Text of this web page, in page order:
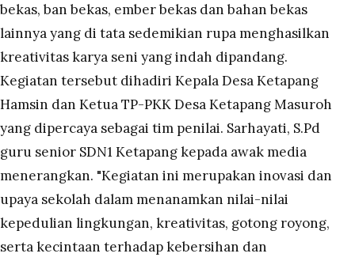
bekas, ban bekas, ember bekas dan bahan bekas
lainnya yang di tata sedemikian rupa menghasilkan
kreativitas karya seni yang indah dipandang.
Kegiatan tersebut dihadiri Kepala Desa Ketapang
Hamsin dan Ketua TP-PKK Desa Ketapang Masuroh
yang dipercaya sebagai tim penilai. Sarhayati, S.Pd
guru senior SDN1 Ketapang kepada awak media
menerangkan. "Kegiatan ini merupakan inovasi dan
upaya sekolah dalam menanamkan nilai-nilai
kepedulian lingkungan, kreativitas, gotong royong,
serta kecintaan terhadap kebersihan dan